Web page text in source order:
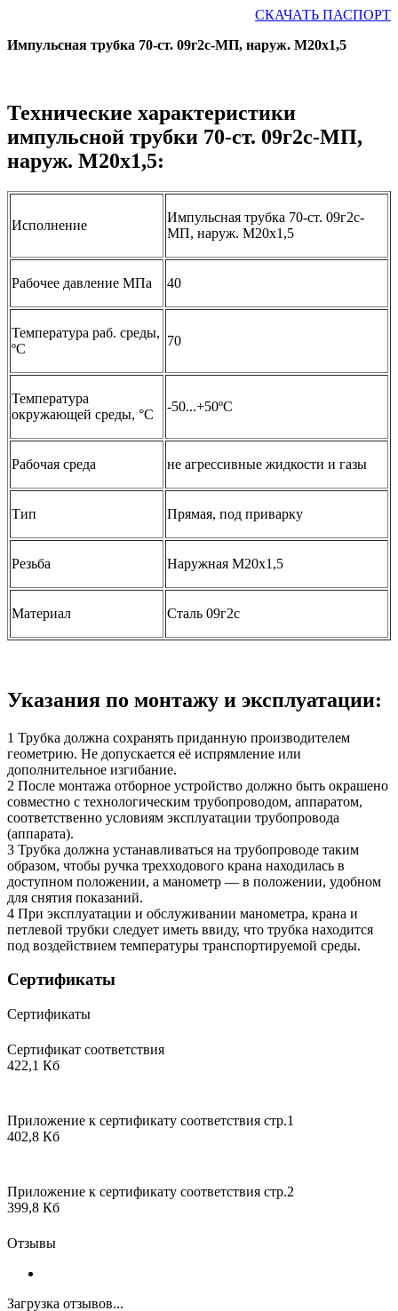
СКАЧАТЬ ПАСПОРТ
Импульсная трубка 70-ст. 09г2с-МП, наруж. М20х1,5
Технические характеристики
импульсной трубки 70-ст. 09г2с-МП,
наруж. М20х1,5:
Исполнение
Импульсная трубка 70-ст. 09г2с-
МП, наруж. М20х1,5
Рабочее давление МПа 40
Температура раб. среды,
ºС
70
Температура
окружающей среды, °C
-50...+50ºС
Рабочая среда не агрессивные жидкости и газы
Тип Прямая, под приварку
Резьба Наружная М20х1,5
Материал Сталь 09г2с
Указания по монтажу и эксплуатации:
1 Трубка должна сохранять приданную производителем
геометрию. Не допускается её испрямление или
дополнительное изгибание.
2 После монтажа отборное устройство должно быть окрашено
совместно с технологическим трубопроводом, аппаратом,
соответственно условиям эксплуатации трубопровода
(аппарата).
3 Трубка должна устанавливаться на трубопроводе таким
образом, чтобы ручка трехходового крана находилась в
доступном положении, а манометр — в положении, удобном
для снятия показаний.
4 При эксплуатации и обслуживании манометра, крана и
петлевой трубки следует иметь ввиду, что трубка находится
под воздействием температуры транспортируемой среды.
Сертификаты
Сертификаты
Сертификат соответствия
422,1 Кб
Приложение к сертификату соответствия стр.1
402,8 Кб
Приложение к сертификату соответствия стр.2
399,8 Кб
Отзывы
Загрузка отзывов...